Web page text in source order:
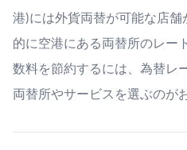
港)には外貨両替が可能な店
的に空港にある両替所のレー
数料を節約するには、為替レ
両替所やサービスを選ぶのが